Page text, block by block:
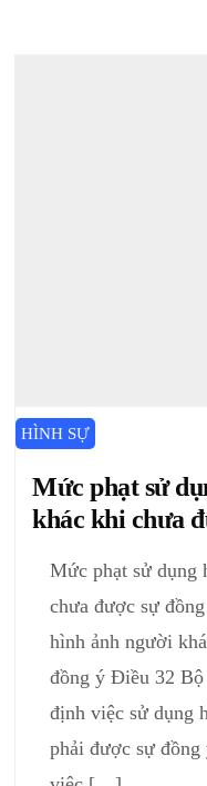
HÌNH SỰ
Mức phạt sử
khác khi chưa
Mức phạt sử dụng
chưa được sự
hình ảnh người
đồng ý Điều 32
định việc sử dụng
phải được sự